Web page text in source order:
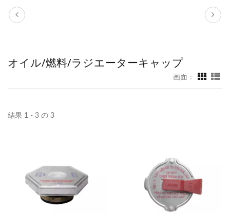
オイル/燃料/ラジエーターキャップ
画面：
結果 1 - 3 の 3